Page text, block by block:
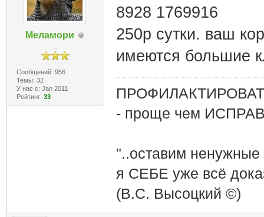
Меламори
Сообщений: 956
Темы: 32
У нас с: Jan 2011
Рейтинг: 33
8928 1769916
250р сутки. ваш
имеются большие
- проще чем
"..оставим
я СЕБЕ уже всё
(В.С. Высоцкий ©)